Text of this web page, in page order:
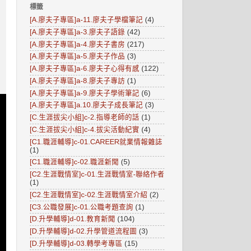
標籤
[A.廖夫子專區]a-11.廖夫子學檔筆記 (4)
[A.廖夫子專區]a-3.廖夫子語錄 (42)
[A.廖夫子專區]a-4.廖夫子書房 (217)
[A.廖夫子專區]a-5.廖夫子作品 (3)
[A.廖夫子專區]a-6.廖夫子心得有感 (122)
[A.廖夫子專區]a-8.廖夫子專訪 (1)
[A.廖夫子專區]a-9.廖夫子學術筆記 (6)
[A.廖夫子專區]a.10.廖夫子成長筆記 (3)
[C.生涯拔尖小組]c-2.指導老師的話 (1)
[C.生涯拔尖小組]c-4.拔尖活動紀實 (4)
[C1.職涯輔導]c-01.CAREER就業情報雜誌
(1)
[C1.職涯輔導]c-02.職涯新聞 (5)
[C2.生涯戰情室]c-01.生涯戰情室-聯絡作者
(1)
[C2.生涯戰情室]c-02.生涯戰情室介紹 (2)
[C3.公職發展]c-01.公職考題查詢 (1)
[D.升學輔導]d-01.教育新聞 (104)
[D.升學輔導]d-02.升學管道流程圖 (3)
[D.升學輔導]d-03.轉學考專區 (15)